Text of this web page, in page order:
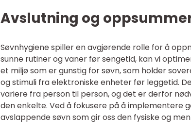
Avslutning og
Søvnhygiene spiller en avgjørende rolle for å
sunne rutiner og vaner før sengetid, kan vi
et miljø som er gunstig for søvn, som holder
og stimuli fra elektroniske enheter før leggetid.
variere fra person til person, og det er derfor
den enkelte. Ved å fokusere på å implementere
avslappende søvn som gir oss den fysiske og